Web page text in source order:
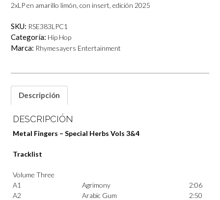
2xLP en amarillo limón, con insert, edición 2025
SKU: RSE383LPC1
Categoría: Hip Hop
Marca: Rhymesayers Entertainment
Descripción
DESCRIPCIÓN
Metal Fingers – Special Herbs Vols 3&4
Tracklist
Volume Three
A1
Agrimony
2:06
A2
Arabic Gum
2:50